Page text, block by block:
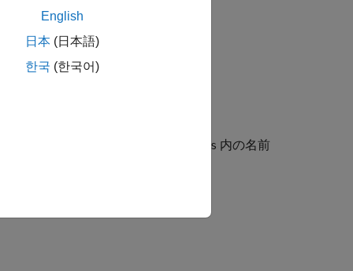
s 内の名前
English
日本 (日本語)
한국 (한국어)